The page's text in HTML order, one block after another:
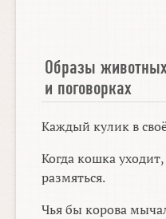
Образы
и поговорках
Каждый кулик в
Когда кошка
размяться.
Чья бы корова